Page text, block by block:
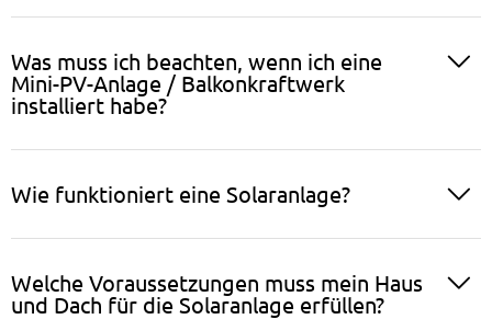
Was muss ich beachten, wenn ich eine
Mini-PV-Anlage / Balkonkraftwerk
installiert habe?
Wie funktioniert eine Solaranlage?
Welche Voraussetzungen muss mein Haus
und Dach für die Solaranlage erfüllen?